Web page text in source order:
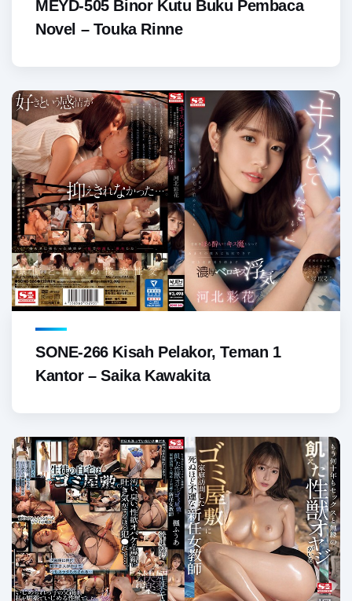
MEYD-505 Binor Kutu Buku Pembaca
Novel – Touka Rinne
SONE-266 Kisah Pelakor, Teman 1
Kantor – Saika Kawakita